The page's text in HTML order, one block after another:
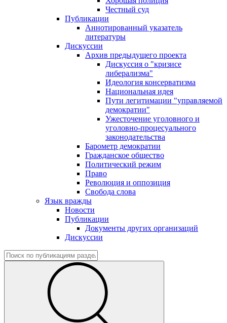
Честный суд
Публикации
Аннотированный указатель
литературы
Дискуссии
Архив предыдущего проекта
Дискуссия о "кризисе
либерализма"
Идеология консерватизма
Национальная идея
Пути легитимации "управляемой
демократии"
Ужесточение уголовного и
уголовно-процесуального
законодательства
Барометр демократии
Гражданское общество
Политический режим
Право
Революция и оппозиция
Свобода слова
Язык вражды
Новости
Публикации
Документы других организаций
Дискуссии